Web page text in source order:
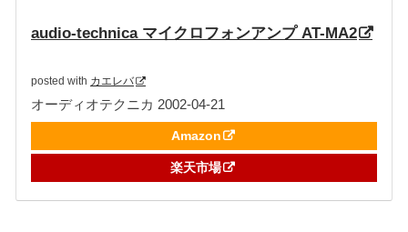
audio-technica マイクロフォンアンプ AT-MA2
posted with カエレバ
オーディオテクニカ 2002-04-21
Amazon
楽天市場